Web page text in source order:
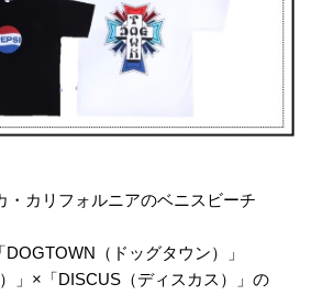
・カリフォルニアのベニスビーチ
（ドッグタウン）」
」×「DISCUS（ディスカス）」の